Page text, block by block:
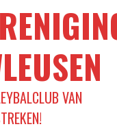
VAN